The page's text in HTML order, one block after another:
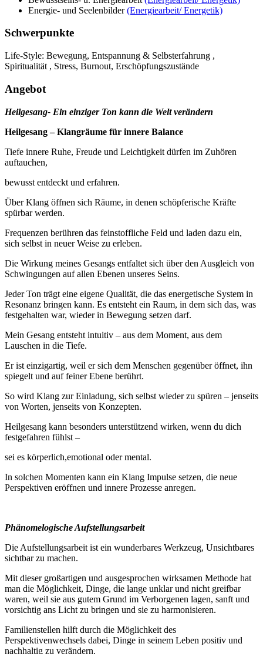
Energie- und Seelenbilder(Energiearbeit/ Energetik)
Schwerpunkte
Life-Style: Bewegung, Entspannung & Selbsterfahrung ,
Spiritualität , Stress, Burnout, Erschöpfungszustände
Angebot
Heilgesang- Ein einziger Ton kann die Welt verändern
Heilgesang – Klangräume für innere Balance
Tiefe innere Ruhe, Freude und Leichtigkeit dürfen im Zuhören
auftauchen,
bewusst entdeckt und erfahren.
Über Klang öffnen sich Räume, in denen schöpferische Kräfte
spürbar werden.
Frequenzen berühren das feinstoffliche Feld und laden dazu ein,
sich selbst in neuer Weise zu erleben.
Die Wirkung meines Gesangs entfaltet sich über den Ausgleich von
Schwingungen auf allen Ebenen unseres Seins.
Jeder Ton trägt eine eigene Qualität, die das energetische System in
Resonanz bringen kann. Es entsteht ein Raum, in dem sich das, was
festgehalten war, wieder in Bewegung setzen darf.
Mein Gesang entsteht intuitiv – aus dem Moment, aus dem
Lauschen in die Tiefe.
Er ist einzigartig, weil er sich dem Menschen gegenüber öffnet, ihn
spiegelt und auf feiner Ebene berührt.
So wird Klang zur Einladung, sich selbst wieder zu spüren – jenseits
von Worten, jenseits von Konzepten.
Heilgesang kann besonders unterstützend wirken, wenn du dich
festgefahren fühlst –
sei es körperlich,emotional oder mental.
In solchen Momenten kann ein Klang Impulse setzen, die neue
Perspektiven eröffnen und innere Prozesse anregen.
Phänomelogische Aufstellungsarbeit
Die Aufstellungsarbeit ist ein wunderbares Werkzeug, Unsichtbares
sichtbar zu machen.
Mit dieser großartigen und ausgesprochen wirksamen Methode hat
man die Möglichkeit, Dinge, die lange unklar und nicht greifbar
waren, weil sie aus gutem Grund im Verborgenen lagen, sanft und
vorsichtig ans Licht zu bringen und sie zu harmonisieren.
Familienstellen hilft durch die Möglichkeit des
Perspektivenwechsels dabei, Dinge in seinem Leben positiv und
nachhaltig zu verändern.